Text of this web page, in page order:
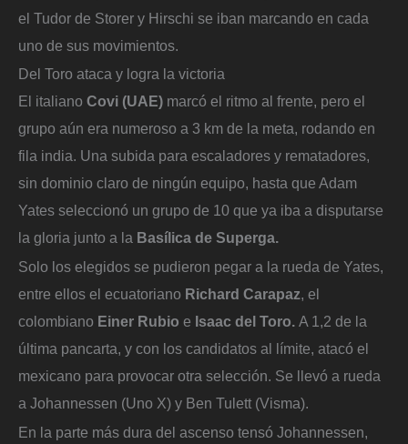
el Tudor de Storer y Hirschi se iban marcando en cada
uno de sus movimientos.
Del Toro ataca y logra la victoria
El italiano Covi (UAE) marcó el ritmo al frente, pero el
grupo aún era numeroso a 3 km de la meta, rodando en
fila india. Una subida para escaladores y rematadores,
sin dominio claro de ningún equipo, hasta que Adam
Yates seleccionó un grupo de 10 que ya iba a disputarse
la gloria junto a la Basílica de Superga.
Solo los elegidos se pudieron pegar a la rueda de Yates,
entre ellos el ecuatoriano Richard Carapaz, el
colombiano Einer Rubio e Isaac del Toro. A 1,2 de la
última pancarta, y con los candidatos al límite, atacó el
mexicano para provocar otra selección. Se llevó a rueda
a Johannessen (Uno X) y Ben Tulett (Visma).
En la parte más dura del ascenso tensó Johannessen,